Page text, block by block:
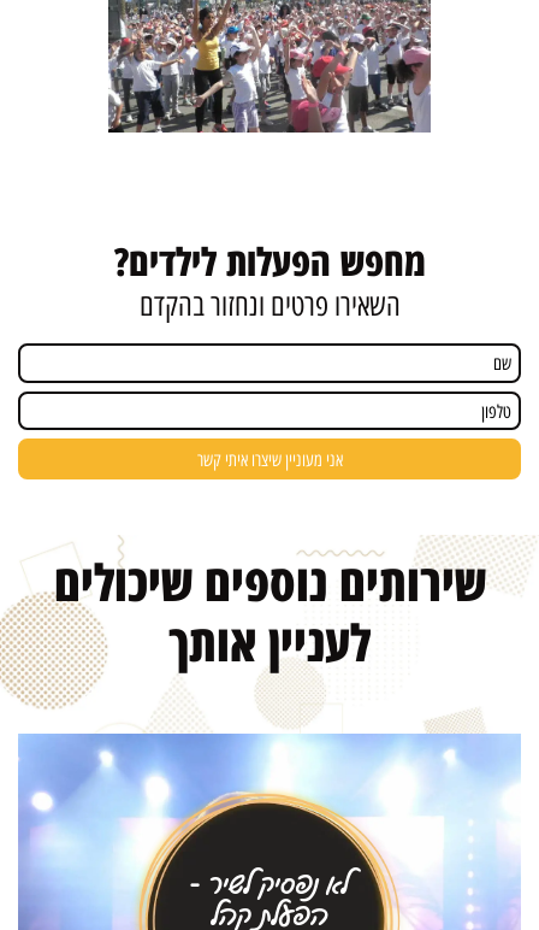
מחפש הפעלות לילדים?
השאירו פרטים ונחזור בהקדם
שירותים נוספים שיכולים
לעניין אותך
לא נפסיק לשיר -
הפעלת קהל